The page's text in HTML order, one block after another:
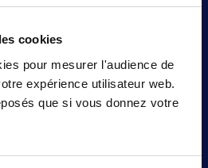
cookies
pour mesurer l'audience de
expérience utilisateur web.
que si vous donnez votre